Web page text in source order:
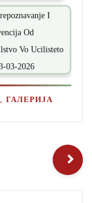
,ГАЛЕРИЈА